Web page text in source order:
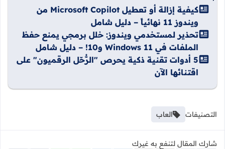
كيفية إزالة أو تعطيل Microsoft Copilot من
ويندوز 11 نهائياً – دليل شامل
تحذير لمستخدمي ويندوز: خلل برمجي يمنع حفظ
الملفات في Windows 11 و10! – دليل شامل
5 أدوات تقنية ذكية يحرص "الرُّحّل الرقميون" على
اقتنائها الآن
التصنيفات العاب
شارك المقال لتنفع به غيرك